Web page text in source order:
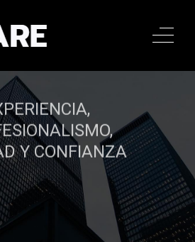
Y CONFIANZA
sólidas con nuestros
en nuestro conocimiento,
confianza para ayudarle a
aspiraciones comerciales y